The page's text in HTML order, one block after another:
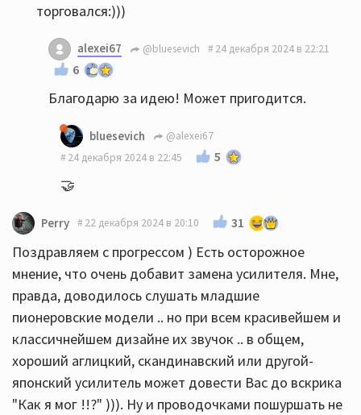
торговался:)))
alexei67 @bluesevich 24 декабря 2024 в 22:21
6
Благодарю за идею! Может пригодится.
bluesevich
@alexei67
24 декабря 2024 в 22:45
5
🤝
Perry 22 декабря 2024 в 20:10 31
Поздравляем с прогрессом ) Есть осторожное
мнение, что очень добавит замена усилителя. Мне,
правда, доводилось слушать младшие
пионеровские модели .. но при всем красивейшем и
классичнейшем дизайне их звучок .. в общем,
хороший аглицкий, скандинавский или другой-
японский усилитель может довести Вас до вскрика
"Как я мог !!?" ))). Ну и проводочками пошуршать не